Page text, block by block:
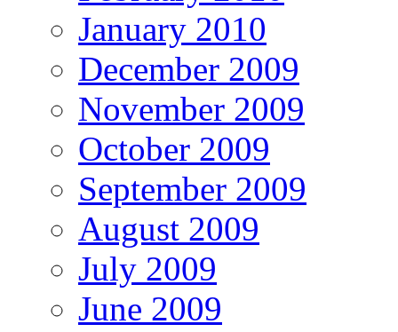
January 2010
December 2009
November 2009
October 2009
September 2009
August 2009
July 2009
June 2009